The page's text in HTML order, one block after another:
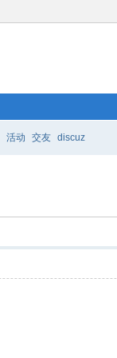
活动 交友 discuz